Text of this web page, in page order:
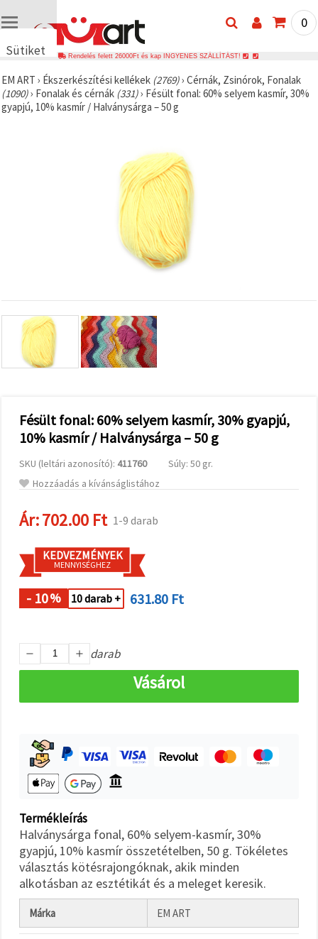
Sütiket
🍪 Cookie-
kat és
hasonló
a
valamint
relevánsabb
tartalmat
hirdetéseket
analitikai és
marketingpartnereink
segítségével
Az "Összes
elfogadása"
gombra
elfogadhatja
az összes
Beállításokban
megadhatja
preferenciáit
az adott
típusú sütik
gombra
Beállítások
0
Rendelés felett 26000Ft és kap INGYENES SZÁLLÍTÁST!
EM ART › Ékszerkészítési kellékek (2769)› Cérnák, Zsinórok, Fonalak
(1090)› Fonalak és cérnák (331)› Fésült fonal: 60% selyem kasmír, 30%
gyapjú, 10% kasmír / Halványsárga – 50 g
Fésült fonal: 60% selyem kasmír, 30% gyapjú,
10% kasmír / Halványsárga – 50 g
SKU (leltári azonosító): 411760
Súly: 50 gr.
Hozzáadás a kívánságlistához
Ár:702.00 Ft 1-9 darab
KEDVEZMÉNYEK
MENNYISÉGHEZ
- 10% 10 darab + 631.80 Ft
darab
Vásárol
Termékleírás
Halványsárga fonal, 60% selyem-kasmír, 30%
gyapjú, 10% kasmír összetételben, 50 g. Tökéletes
választás kötésrajongóknak, akik minden
alkotásban az esztétikát és a meleget keresik.
Márka EM ART